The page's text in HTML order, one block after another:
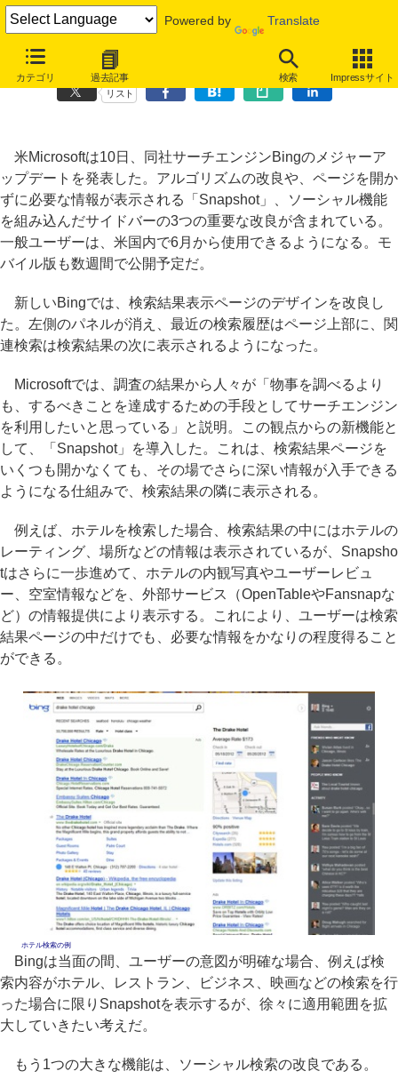
Powered by Translate
カテゴリ 過去記事 検索 Impressサイト
米Microsoftが新Bingを発表～6月までに米国で一般公開
リスト
米Microsoftは10日、同社サーチエンジンBingのメジャーア
ップデートを発表した。アルゴリズムの改良や、ページを開か
ずに必要な情報が表示される「Snapshot」、ソーシャル機能
を組み込んだサイドバーの3つの重要な改良が含まれている。
一般ユーザーは、米国内で6月から使用できるようになる。モ
バイル版も数週間で公開予定だ。
新しいBingでは、検索結果表示ページのデザインを改良し
た。左側のパネルが消え、最近の検索履歴はページ上部に、関
連検索は検索結果の次に表示されるようになった。
Microsoftでは、調査の結果から人々が「物事を調べるより
も、するべきことを達成するための手段としてサーチエンジン
を利用したいと思っている」と説明。この観点からの新機能と
して、「Snapshot」を導入した。これは、検索結果ページを
いくつも開かなくても、その場でさらに深い情報が入手できる
ようになる仕組みで、検索結果の隣に表示される。
例えば、ホテルを検索した場合、検索結果の中にはホテルの
レーティング、場所などの情報は表示されているが、Snapsho
tはさらに一歩進めて、ホテルの内観写真やユーザーレビュ
ー、空室情報などを、外部サービス（OpenTableやFansnapな
ど）の情報提供により表示する。これにより、ユーザーは検索
結果ページの中だけでも、必要な情報をかなりの程度得ること
ができる。
ホテル検索の例
Bingは当面の間、ユーザーの意図が明確な場合、例えば検
索内容がホテル、レストラン、ビジネス、映画などの検索を行
った場合に限りSnapshotを表示するが、徐々に適用範囲を拡
大していきたい考えだ。
もう1つの大きな機能は、ソーシャル検索の改良である。